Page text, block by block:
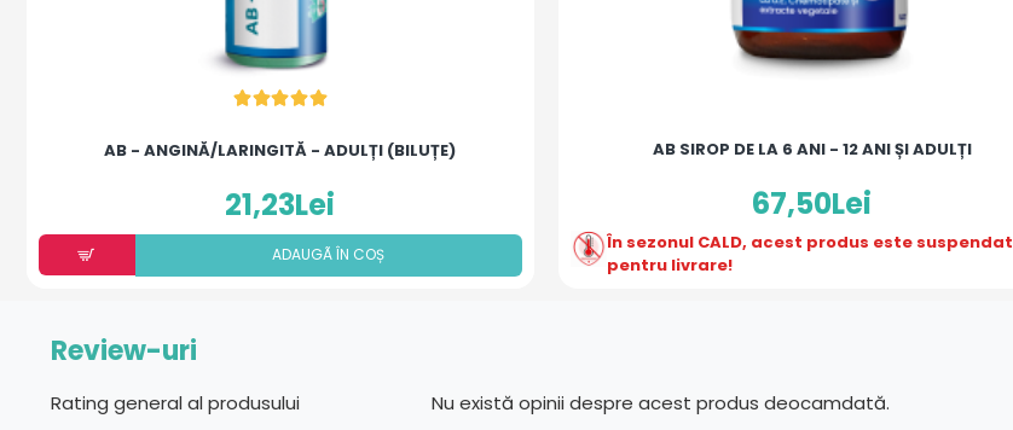
AB - ANGINĂ/LARINGITĂ - ADULȚI (BILUȚE)
21,23Lei
ADAUGÃ ÎN COȘ
AB SIROP DE LA 6 ANI - 12 ANI ȘI ADULȚI
67,50Lei
În sezonul CALD, acest produs este suspendat
pentru livrare!
Review-uri
Rating general al produsului Nu există opinii despre acest produs deocamdată.